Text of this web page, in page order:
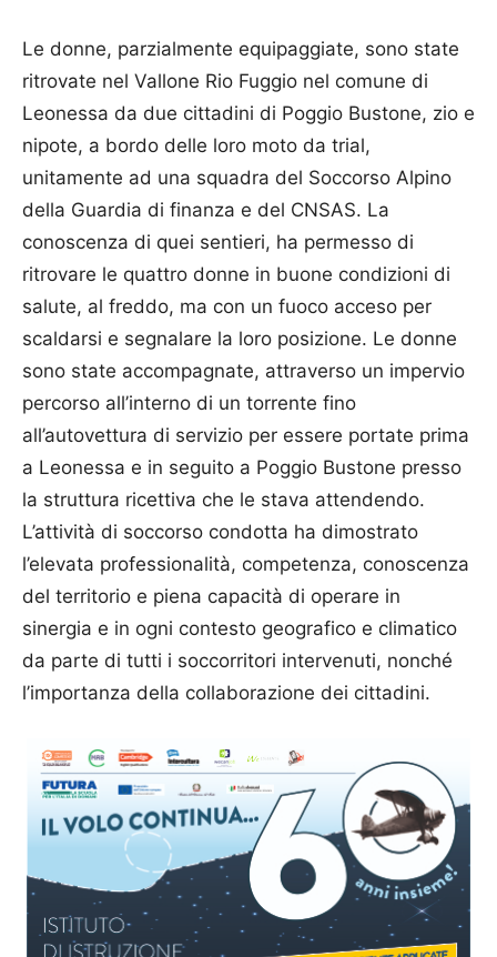
Le donne, parzialmente equipaggiate, sono state
ritrovate nel Vallone Rio Fuggio nel comune di
Leonessa da due cittadini di Poggio Bustone, zio e
nipote, a bordo delle loro moto da trial,
unitamente ad una squadra del Soccorso Alpino
della Guardia di finanza e del CNSAS. La
conoscenza di quei sentieri, ha permesso di
ritrovare le quattro donne in buone condizioni di
salute, al freddo, ma con un fuoco acceso per
scaldarsi e segnalare la loro posizione. Le donne
sono state accompagnate, attraverso un impervio
percorso all’interno di un torrente fino
all’autovettura di servizio per essere portate prima
a Leonessa e in seguito a Poggio Bustone presso
la struttura ricettiva che le stava attendendo.
L’attività di soccorso condotta ha dimostrato
l’elevata professionalità, competenza, conoscenza
del territorio e piena capacità di operare in
sinergia e in ogni contesto geografico e climatico
da parte di tutti i soccorritori intervenuti, nonché
l’importanza della collaborazione dei cittadini.